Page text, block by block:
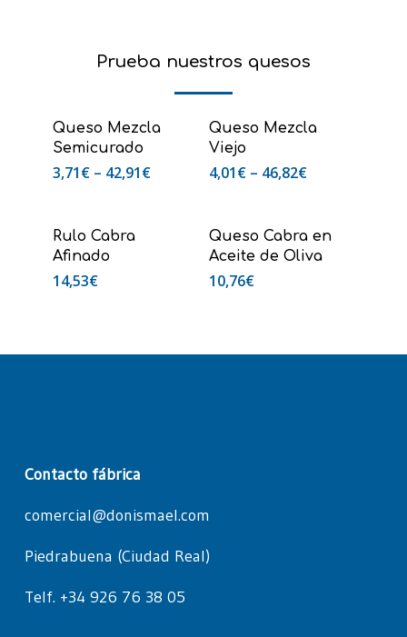
Prueba nuestros quesos
Seleccionar
Opciones
Queso Mezcla
Semicurado
3,71€– 42,91€
Seleccionar
Queso Mezcla
Viejo
4,01€– 46,82€
Añadir Al Carrito
Rulo Cabra
Afinado
14,53€
Añadir Al Carrito
Queso Cabra en
Aceite de Oliva
10,76€
Contacto fábrica
comercial@donismael.com
Piedrabuena (Ciudad Real)
Telf. +34 926 76 38 05